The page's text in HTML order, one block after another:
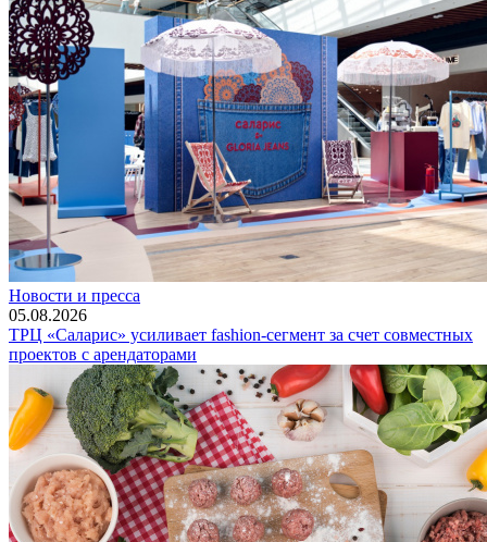
Новости и пресса
05.08.2026
ТРЦ «Саларис» усиливает fashion-сегмент за счет совместных
проектов с арендаторами